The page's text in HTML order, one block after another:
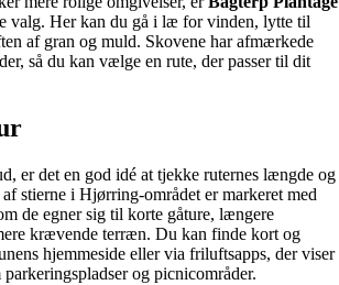
valg. Her kan du gå i læ for vinden, lytte til
af gran og muld. Skovene har afmærkede
så du kan vælge en rute, der passer til dit
er det en god idé at tjekke ruternes længde og
stierne i Hjørring-området er markeret med
de egner sig til korte gåture, længere
krævende terræn. Du kan finde kort og
hjemmeside eller via friluftsapps, der viser
og picnicområder.